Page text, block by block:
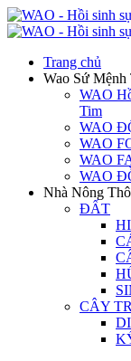
Trang chủ
Wao Sứ Mệnh
WAO
Tim
WAO
WAO
WAO
WAO
Nhà Nông
ĐẤT
CÂY